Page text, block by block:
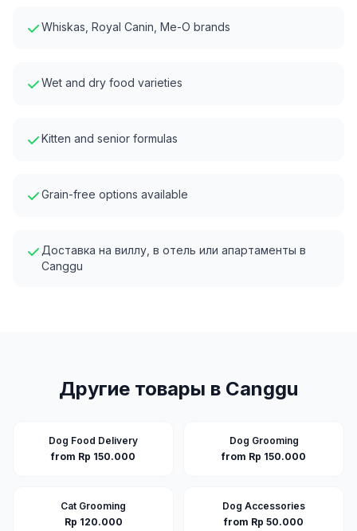
Whiskas, Royal Canin, Me-O brands
Wet and dry food varieties
Kitten and senior formulas
Grain-free options available
Доставка на виллу, в отель или апартаменты в
Canggu
Другие товары в Canggu
Dog Food Delivery
from Rp 150.000
Dog Grooming
from Rp 150.000
Cat Grooming
Rp 120.000
Dog Accessories
from Rp 50.000